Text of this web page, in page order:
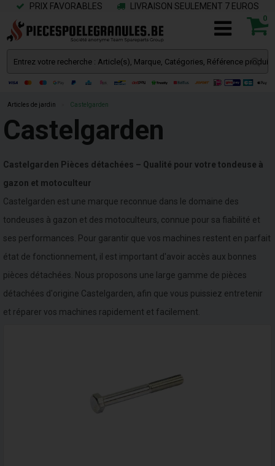
PRIX FAVORABLES LIVRAISON SEULEMENT 7 EUROS
0
Articles de jardin Castelgarden
Castelgarden
Castelgarden Pièces détachées – Qualité pour votre tondeuse à
gazon et motoculteur
Castelgarden est une marque reconnue dans le domaine des
tondeuses à gazon et des motoculteurs, connue pour sa fiabilité et
ses performances. Pour garantir que vos machines restent en parfait
état de fonctionnement, il est important d'avoir accès aux bonnes
pièces détachées. Nous proposons une large gamme de pièces
détachées d'origine Castelgarden, afin que vous puissiez entretenir
et réparer vos machines rapidement et facilement.